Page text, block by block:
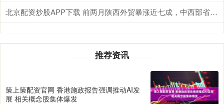
北京配资炒股APP下载 前两月陕西外贸暴涨近七成，中西部省份缘何生猛？
推荐资讯
策上策配资官网 香港施政报告强调推动AI发
展 相关概念股集体爆发